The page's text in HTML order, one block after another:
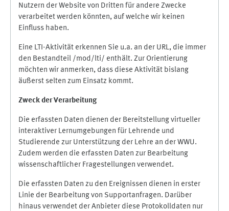
Nutzern der Website von Dritten für andere Zwecke
verarbeitet werden könnten, auf welche wir keinen
Einfluss haben.
Eine LTI-Aktivität erkennen Sie u.a. an der URL, die immer
den Bestandteil /mod/lti/ enthält. Zur Orientierung
möchten wir anmerken, dass diese Aktivität bislang
äußerst selten zum Einsatz kommt.
Zweck der Verarbeitung
Die erfassten Daten dienen der Bereitstellung virtueller
interaktiver Lernumgebungen für Lehrende und
Studierende zur Unterstützung der Lehre an der WWU.
Zudem werden die erfassten Daten zur Bearbeitung
wissenschaftlicher Fragestellungen verwendet.
Die erfassten Daten zu den Ereignissen dienen in erster
Linie der Bearbeitung von Supportanfragen. Darüber
hinaus verwendet der Anbieter diese Protokolldaten nur